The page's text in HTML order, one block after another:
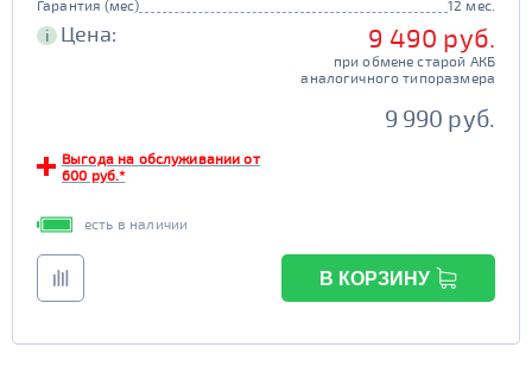
Гарантия (мес)
12 мес.
i Цена: 9 490 руб.
при обмене старой АКБ
аналогичного типоразмера
9 990 руб.
Выгода на обслуживании от
600 руб.*
есть в наличии
В КОРЗИНУ